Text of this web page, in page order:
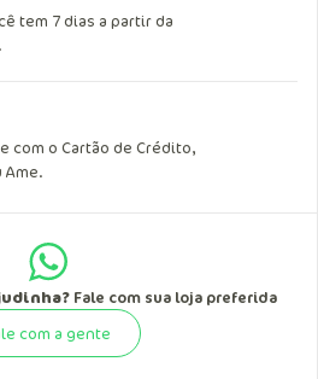
Fale com sua loja preferida